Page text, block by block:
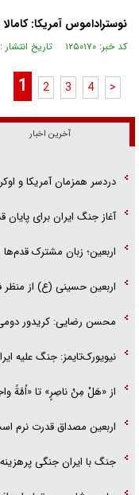
نوستراداموس آمریکا: کامالا هریس
کد خبر: ۱۲۵۰۱۷۰ تاریخ انتشار : ۱۴۰۳/۰۶/۱۹
1 2 3 4 >
آخرین اخبار
دردسر همزمان آمریکا و
آغاز جنگ ایران برای پایان
اربعین؛ زبان مشترک قدم‌ها
اربعین حسینی (ع) از منظر
محسن رضایی: کریدور
نیویورک‌تایمز: جنگ علیه
از «هَلْ مِنْ ناصِرٍ» تا «اُمَّةً
اربعین مصداق قدرت نرم
جنگ با ایران جنگی